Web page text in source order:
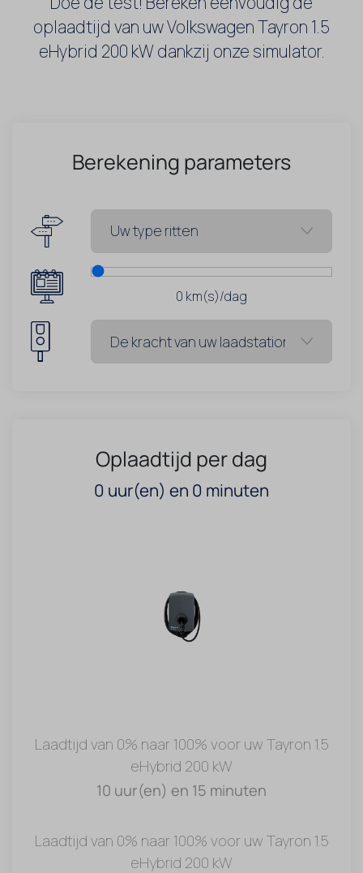
oplaadtijd van uw Volkswagen Tayron 1.5
eHybrid 200 kW dankzij onze simulator.
Berekening parameters
0 km(s)/dag
Oplaadtijd per dag
0 uur(en) en 0 minuten
Laadtijd van 0% naar 100% voor uw Tayron 1.5
eHybrid 200 kW
10 uur(en) en 15 minuten
Laadtijd van 0% naar 100% voor uw Tayron 1.5
eHybrid 200 kW